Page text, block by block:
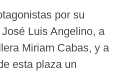
por su
Luis Angelino, a
Miriam Cabas, y a
esta plaza un